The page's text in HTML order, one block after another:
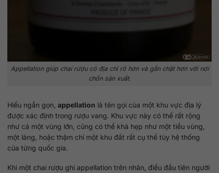
Appellation giúp chai rượu có địa chỉ rõ hơn và gắn chặt hơn với nơi
chốn sản xuất.
Hiểu ngắn gọn, appellation là tên gọi của một khu vực địa lý
được xác định trong rượu vang. Khu vực này có thể rất rộng
như cả một vùng lớn, cũng có thể khá hẹp như một tiểu vùng,
một làng, hoặc thậm chí một khu đất rất cụ thể tùy hệ thống
của từng quốc gia.
Khi một chai rượu ghi appellation trên nhãn, điều đầu tiên người